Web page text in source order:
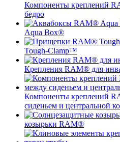
Компоненты креплений
бедро
Aqua Box®
Tough-Clamp™
Крепления RAM® для
Компоненты креплений
сиденьем и центральной
козырьки RAM®